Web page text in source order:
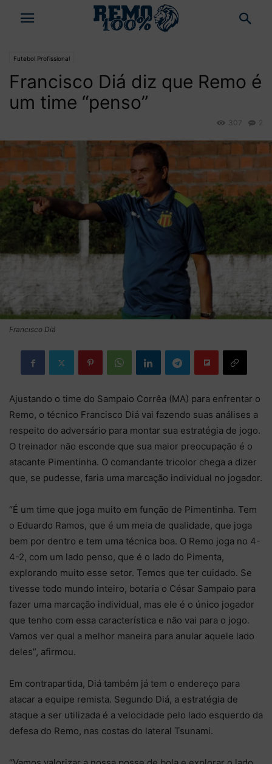
Futebol Profissional
Francisco Diá diz que Remo é
um time “penso”
2
307
Francisco Diá
Ajustando o time do Sampaio Corrêa (MA) para enfrentar o
Remo, o técnico Francisco Diá vai fazendo suas análises a
respeito do adversário para montar sua estratégia de jogo.
O treinador não esconde que sua maior preocupação é o
atacante Pimentinha. O comandante tricolor chega a dizer
que, se pudesse, faria uma marcação individual no jogador.
“É um time que joga muito em função de Pimentinha. Tem
o Eduardo Ramos, que é um meia de qualidade, que joga
bem por dentro e tem uma técnica boa. O Remo joga no 4-
4-2, com um lado penso, que é o lado do Pimenta,
explorando muito esse setor. Temos que ter cuidado. Se
tivesse todo mundo inteiro, botaria o César Sampaio para
fazer uma marcação individual, mas ele é o único jogador
que tenho com essa característica e não vai para o jogo.
Vamos ver qual a melhor maneira para anular aquele lado
deles”, afirmou.
Em contrapartida, Diá também já tem o endereço para
atacar a equipe remista. Segundo Diá, a estratégia de
ataque a ser utilizada é a velocidade pelo lado esquerdo da
defesa do Remo, nas costas do lateral Tsunami.